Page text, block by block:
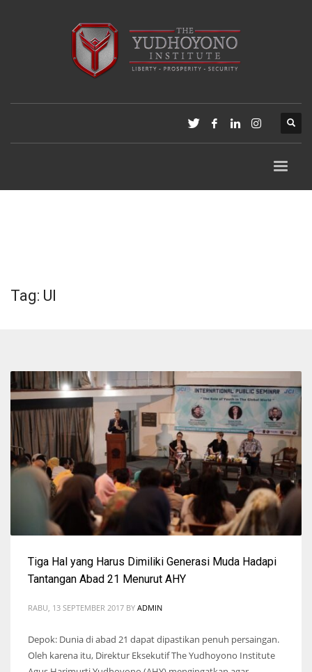
Tag: UI
Tiga Hal yang Harus Dimiliki Generasi Muda Hadapi
Tantangan Abad 21 Menurut AHY
RABU, 13 SEPTEMBER 2017 BY ADMIN
Depok: Dunia di abad 21 dapat dipastikan penuh persaingan.
Oleh karena itu, Direktur Eksekutif The Yudhoyono Institute